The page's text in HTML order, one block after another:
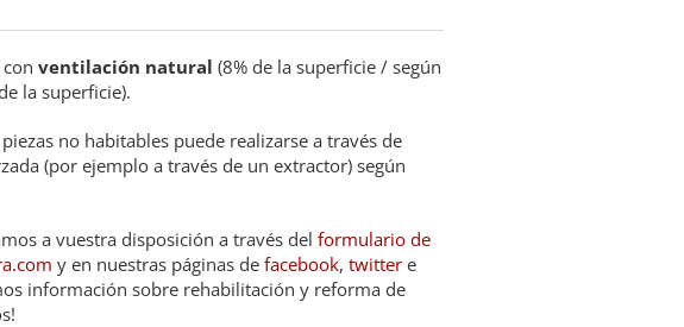
ventilación natural (8% de la superficie / según
la superficie).
no habitables puede realizarse a través de
(por ejemplo a través de un extractor) según
a vuestra disposición a través del formulario de
y en nuestras páginas de facebook, twittere
información sobre rehabilitación y reforma de